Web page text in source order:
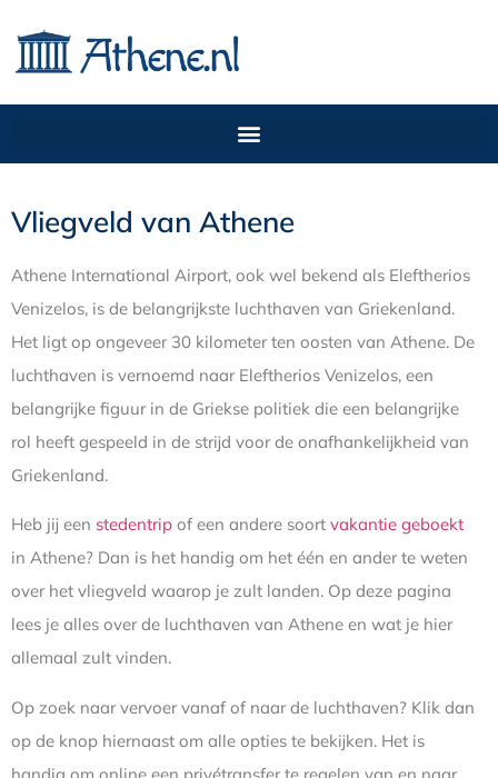
Vliegveld van Athene
Athene International Airport, ook wel bekend als Eleftherios
Venizelos, is de belangrijkste luchthaven van Griekenland.
Het ligt op ongeveer 30 kilometer ten oosten van Athene. De
luchthaven is vernoemd naar Eleftherios Venizelos, een
belangrijke figuur in de Griekse politiek die een belangrijke
rol heeft gespeeld in de strijd voor de onafhankelijkheid van
Griekenland.
Heb jij een stedentrip of een andere soort vakantie geboekt
in Athene? Dan is het handig om het één en ander te weten
over het vliegveld waarop je zult landen. Op deze pagina
lees je alles over de luchthaven van Athene en wat je hier
allemaal zult vinden.
Op zoek naar vervoer vanaf of naar de luchthaven? Klik dan
op de knop hiernaast om alle opties te bekijken. Het is
handig om online een privétransfer te regelen van en naar